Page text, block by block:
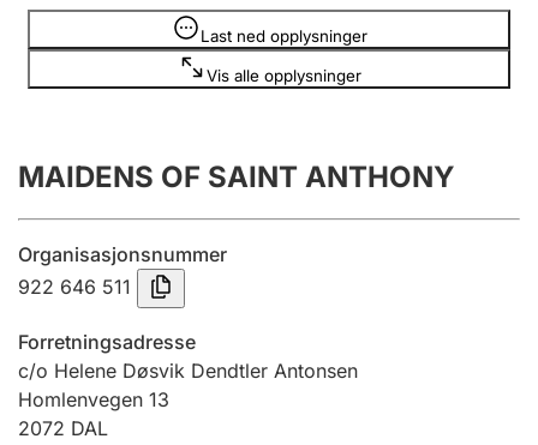
Registrere, endre, slette
Årsregnskap
Innsending og forsinkelsesgebyr
Tinglysing
Jeger
Betaling og jegeravgiftskort
Last ned opplysninger
Vis alle opplysninger
Opplysninger er skjult
MAIDENS OF SAINT ANTHONY
Organisasjonsnummer
922 646 511
Forretningsadresse
c/o Helene Døsvik Dendtler Antonsen
Homlenvegen 13
2072 DAL